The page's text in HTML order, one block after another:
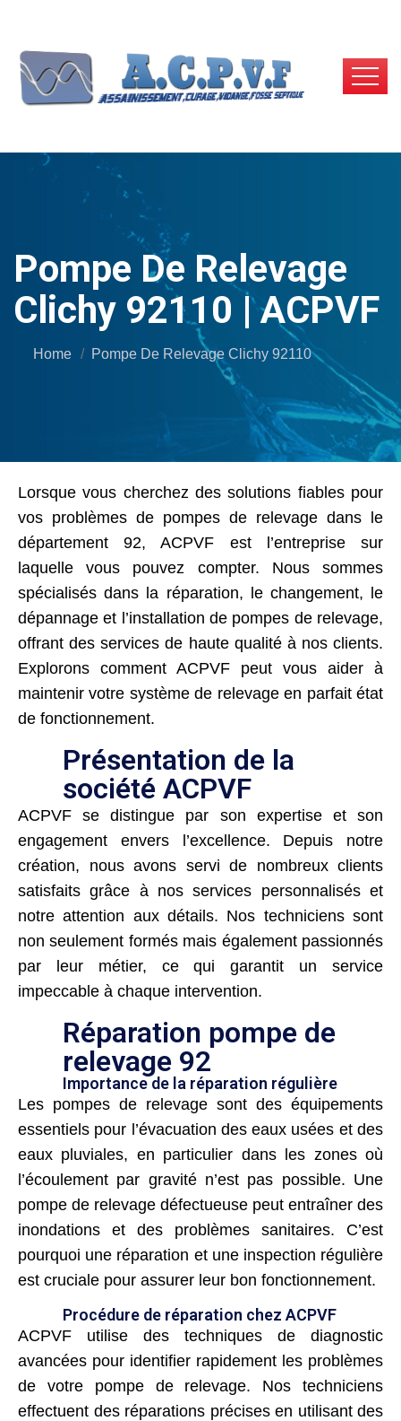
Pompe De Relevage
Clichy 92110 | ACPVF
Home Pompe De Relevage Clichy 92110
Lorsque vous cherchez des solutions fiables pour
vos problèmes de pompes de relevage dans le
département 92, ACPVF est l’entreprise sur
laquelle vous pouvez compter. Nous sommes
spécialisés dans la réparation, le changement, le
dépannage et l’installation de pompes de relevage,
offrant des services de haute qualité à nos clients.
Explorons comment ACPVF peut vous aider à
maintenir votre système de relevage en parfait état
de fonctionnement.
Présentation de la
société ACPVF
ACPVF se distingue par son expertise et son
engagement envers l’excellence. Depuis notre
création, nous avons servi de nombreux clients
satisfaits grâce à nos services personnalisés et
notre attention aux détails. Nos techniciens sont
non seulement formés mais également passionnés
par leur métier, ce qui garantit un service
impeccable à chaque intervention.
Réparation pompe de
relevage 92
Importance de la réparation régulière
Les pompes de relevage sont des équipements
essentiels pour l’évacuation des eaux usées et des
eaux pluviales, en particulier dans les zones où
l’écoulement par gravité n’est pas possible. Une
pompe de relevage défectueuse peut entraîner des
inondations et des problèmes sanitaires. C’est
pourquoi une réparation et une inspection régulière
est cruciale pour assurer leur bon fonctionnement.
Procédure de réparation chez ACPVF
ACPVF utilise des techniques de diagnostic
avancées pour identifier rapidement les problèmes
de votre pompe de relevage. Nos techniciens
effectuent des réparations précises en utilisant des